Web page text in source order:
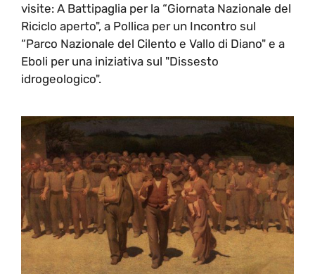
visite: A Battipaglia per la “Giornata Nazionale del
Riciclo aperto", a Pollica per un Incontro sul
“Parco Nazionale del Cilento e Vallo di Diano" e a
Eboli per una iniziativa sul "Dissesto
idrogeologico".